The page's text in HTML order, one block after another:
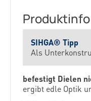
Produktinfo
SIHGA® Tipp
Als
befestigt Dielen
ergibt edle Optik